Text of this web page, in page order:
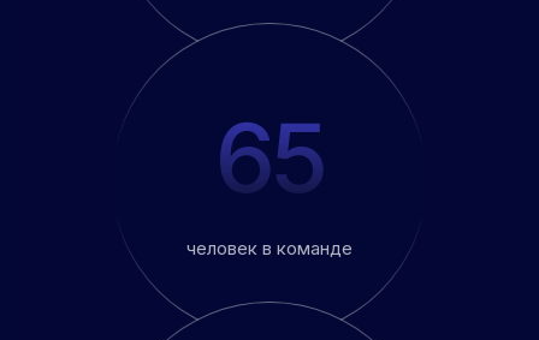
человек в команде
65